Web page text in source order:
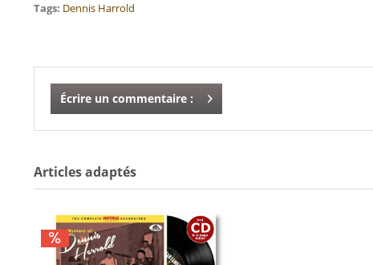
Tags: Dennis Harrold
Écrire un commentaire :
Articles adaptés